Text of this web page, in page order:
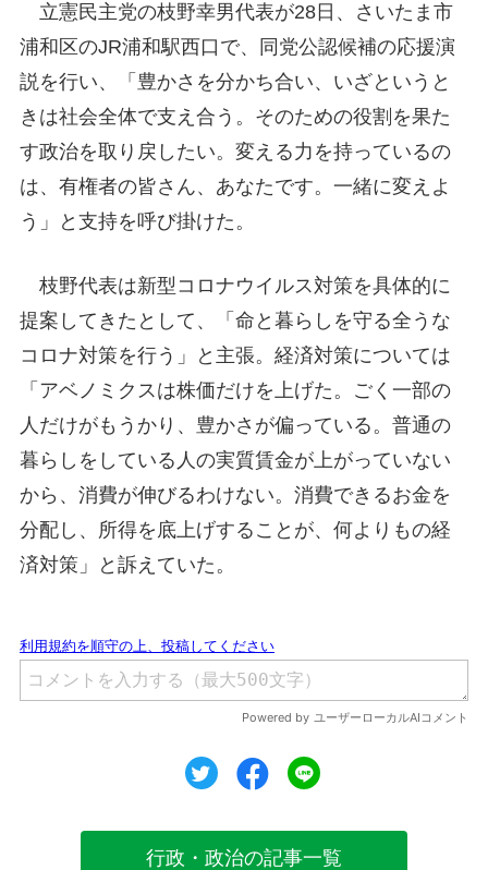
立憲民主党の枝野幸男代表が28日、さいたま市
浦和区のJR浦和駅西口で、同党公認候補の応援演
説を行い、「豊かさを分かち合い、いざというと
きは社会全体で支え合う。そのための役割を果た
す政治を取り戻したい。変える力を持っているの
は、有権者の皆さん、あなたです。一緒に変えよ
う」と支持を呼び掛けた。
枝野代表は新型コロナウイルス対策を具体的に
提案してきたとして、「命と暮らしを守る全うな
コロナ対策を行う」と主張。経済対策については
「アベノミクスは株価だけを上げた。ごく一部の
人だけがもうかり、豊かさが偏っている。普通の
暮らしをしている人の実質賃金が上がっていない
から、消費が伸びるわけない。消費できるお金を
分配し、所得を底上げすることが、何よりもの経
済対策」と訴えていた。
ツイートシェア
行政・政治の記事一覧